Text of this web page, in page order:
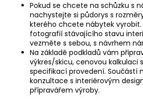
Pokud se chcete na schůzku s
nachystejte si půdorys s
kterého chcete nábytek vyrobit.
fotografií stávajícího stavu
vezměte s sebou, s návrhem
Na základě podkladů vám
výkres/skicu, cenovou kalkulaci
specifikací provedení. Součástí
konzultace s interiérovým
přípravářem výroby.